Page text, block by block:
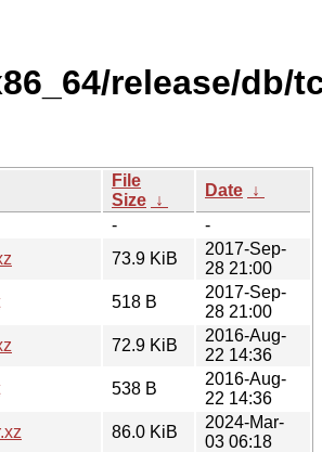
release/db/
File
Size ↓
Date ↓
-
-
73.9 KiB
2017-Sep-
28 21:00
518 B
2017-Sep-
28 21:00
72.9 KiB
2016-Aug-
22 14:36
538 B
2016-Aug-
22 14:36
86.0 KiB
2024-Mar-
03 06:18